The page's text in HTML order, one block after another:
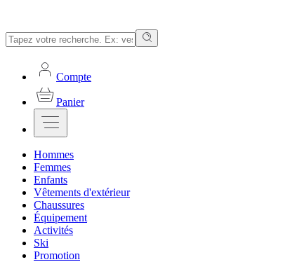
Compte
Panier
Hommes
Femmes
Enfants
Vêtements d'extérieur
Chaussures
Équipement
Activités
Ski
Promotion